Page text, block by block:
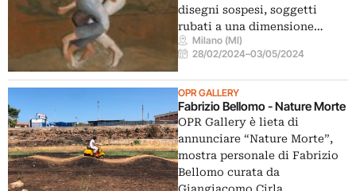
disegni sospesi, soggetti
rubati a una dimensione…
Milano (MI)
28/02/2024–03/05/2024
OPR GALLERY
Fabrizio Bellomo - Nature Morte
OPR Gallery è lieta di
annunciare “Nature Morte”,
mostra personale di Fabrizio
Bellomo curata da
Giangiacomo Cirla.